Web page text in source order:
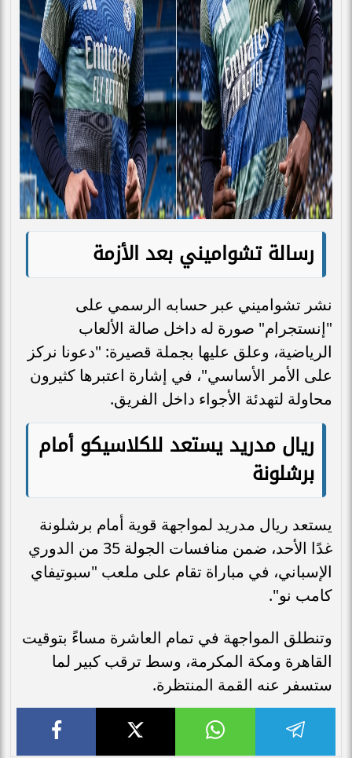
رسالة تشواميني بعد الأزمة
نشر تشواميني عبر حسابه الرسمي على
"إنستجرام" صورة له داخل صالة الألعاب
الرياضية، وعلق عليها بجملة قصيرة: "دعونا نركز
على الأمر الأساسي"، في إشارة اعتبرها كثيرون
محاولة لتهدئة الأجواء داخل الفريق.
ريال مدريد يستعد للكلاسيكو أمام
برشلونة
يستعد ريال مدريد لمواجهة قوية أمام برشلونة
غدًا الأحد، ضمن منافسات الجولة 35 من الدوري
الإسباني، في مباراة تقام على ملعب "سبوتيفاي
كامب نو".
وتنطلق المواجهة في تمام العاشرة مساءً بتوقيت
القاهرة ومكة المكرمة، وسط ترقب كبير لما
ستسفر عنه القمة المنتظرة.